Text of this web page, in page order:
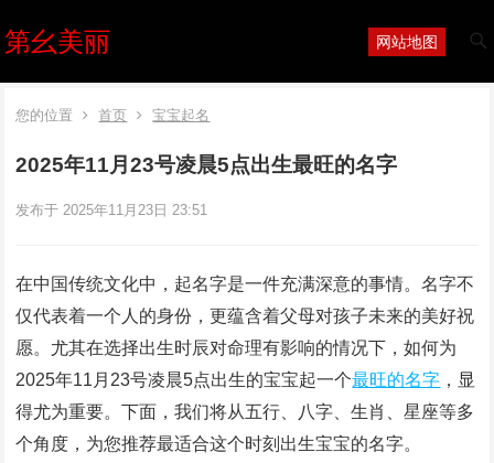
第幺美丽 网站地图
您的位置 首页 宝宝起名
2025年11月23号凌晨5点出生最旺的名字
发布于 2025年11月23日 23:51
在中国传统文化中，起名字是一件充满深意的事情。名字不
仅代表着一个人的身份，更蕴含着父母对孩子未来的美好祝
愿。尤其在选择出生时辰对命理有影响的情况下，如何为
2025年11月23号凌晨5点出生的宝宝起一个最旺的名字 ，显
得尤为重要。下面，我们将从五行、八字、生肖、星座等多
个角度，为您推荐最适合这个时刻出生宝宝的名字。